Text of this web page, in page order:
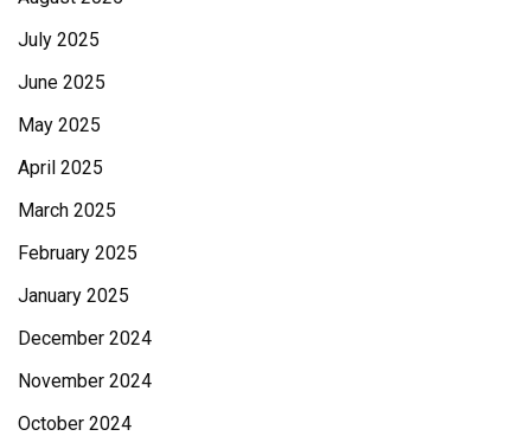
July 2025
June 2025
May 2025
April 2025
March 2025
February 2025
January 2025
December 2024
November 2024
October 2024